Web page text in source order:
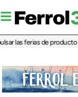
ferias de producto local